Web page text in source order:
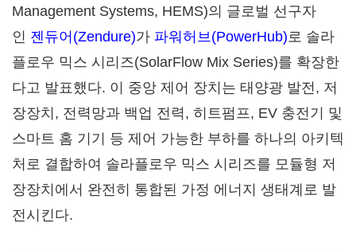
Management Systems, HEMS)의 글로벌 선구자
인 젠듀어(Zendure)가 파워허브(PowerHub)로 솔라
플로우 믹스 시리즈(SolarFlow Mix Series)를 확장한
다고 발표했다. 이 중앙 제어 장치는 태양광 발전, 저
장장치, 전력망과 백업 전력, 히트펌프, EV 충전기 및
스마트 홈 기기 등 제어 가능한 부하를 하나의 아키텍
처로 결합하여 솔라플로우 믹스 시리즈를 모듈형 저
장장치에서 완전히 통합된 가정 에너지 생태계로 발
전시킨다.